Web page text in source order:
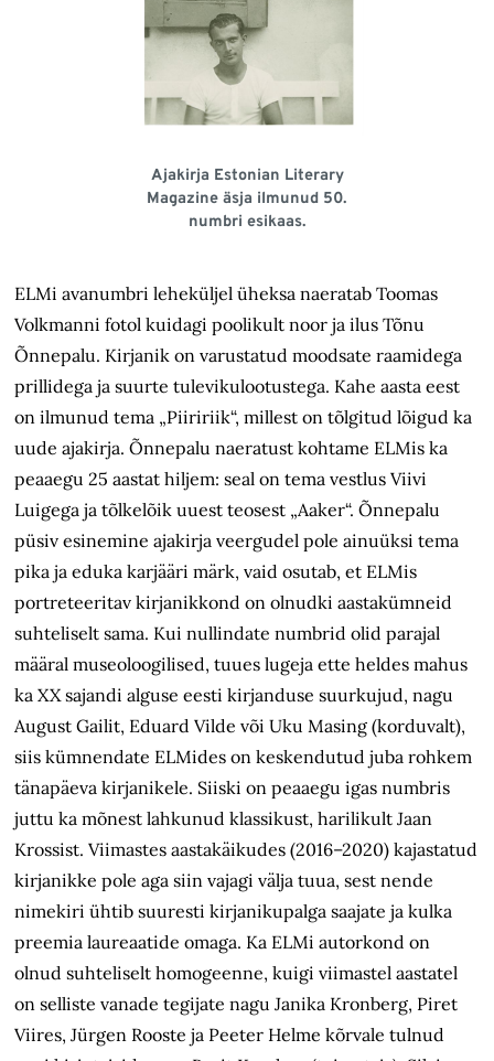
Ajakirja Estonian Literary
Magazine äsja ilmunud 50.
numbri esikaas.
ELMi avanumbri leheküljel üheksa naeratab Toomas
Volkmanni fotol kuidagi poolikult noor ja ilus Tõnu
Õnnepalu. Kirjanik on varustatud moodsate raamidega
prillidega ja suurte tulevikulootustega. Kahe aasta eest
on ilmunud tema „Piiririik“, millest on tõlgitud lõigud ka
uude ajakirja. Õnnepalu naeratust kohtame ELMis ka
peaaegu 25 aastat hiljem: seal on tema vestlus Viivi
Luigega ja tõlkelõik uuest teosest „Aaker“. Õnnepalu
püsiv esinemine ajakirja veergudel pole ainuüksi tema
pika ja eduka karjääri märk, vaid osutab, et ELMis
portreteeritav kirjanikkond on olnudki aastakümneid
suhteliselt sama. Kui nullindate numbrid olid parajal
määral museoloogilised, tuues lugeja ette heldes mahus
ka XX sajandi alguse eesti kirjanduse suurkujud, nagu
August Gailit, Eduard Vilde või Uku Masing (korduvalt),
siis kümnendate ELMides on keskendutud juba rohkem
tänapäeva kirjanikele. Siiski on peaaegu igas numbris
juttu ka mõnest lahkunud klassikust, harilikult Jaan
Krossist. Viimastes aastakäikudes (2016–2020) kajastatud
kirjanikke pole aga siin vajagi välja tuua, sest nende
nimekiri ühtib suuresti kirjanikupalga saajate ja kulka
preemia laureaatide omaga. Ka ELMi autorkond on
olnud suhteliselt homogeenne, kuigi viimastel aastatel
on selliste vanade tegijate nagu Janika Kronberg, Piret
Viires, Jürgen Rooste ja Peeter Helme kõrvale tulnud